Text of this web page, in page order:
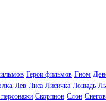
Герои фильмов Гном
Лев Лиса Лисичка Лошадь
Скорпион Слон